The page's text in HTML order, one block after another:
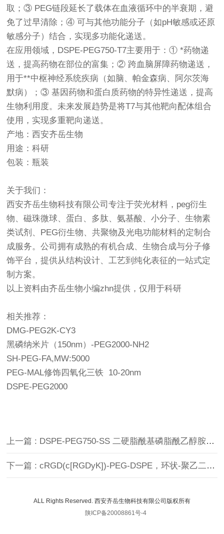
取；③ PEG链段延长了载体在血液循环中的半衰期，避
免了过早清除；④ 可与其他功能分子（如pH敏感或还原
敏感分子）结合，实现多功能化递送。
在应用领域，DSPE-PEG750-T7主要用于：① *药物递
送，提高药物在部位的富集；② 跨血脑屏障药物递送，
用于**中枢神经系统疾病（如脑、帕金森病、阿尔茨海
默病）；③ 基因药物和蛋白质药物的特异性递送，提高
生物利用度。未来发展趋势是将T7与其他靶向配体组合
使用，实现多重靶向递送。
产地：西安齐岳生物
用途：科研
包装：瓶装
关于我们：
西安齐岳生物科技有限公司专注于荧光材料，peg衍生
物、磁珠微球、蛋白、多肽、氨基酸、小分子、生物素
类试剂、PEG衍生物、共聚物及光电功能材料的定制合
成服务。公司拥有成熟的有机合成、生物合成与分子修
饰平台，提供从结构设计、工艺到纯化表征的一站式定
制方案。
以上资料由齐岳生物小编zhn提供，仅用于科研
相关推荐：
DMG-PEG2K-CY3
黑磷纳米片（150nm）-PEG2000-NH2
SH-PEG-FA,MW:5000
PEG-MAL修饰四氧化三铁 10-20nm
DSPE-PEG2000
上一篇 : DSPE-PEG750-SS 二硬脂酰基磷脂酰乙醇胺-聚乙二醇750-二硫
下一篇 : cRGD(c[RGDyK])-PEG-DSPE，环状-聚乙二醇-二硬脂酰磷脂酰乙醇胺
ALL Rights Reserved. 西安齐岳生物科技有限公司版权所有
陕ICP备20008861号-4